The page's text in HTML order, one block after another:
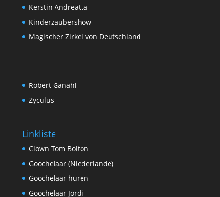
Kerstin Andreatta
Kinderzaubershow
Magischer Zirkel von Deutschland
Robert Ganahl
Zyculus
Linkliste
Clown Tom Bolton
Goochelaar (Niederlande)
Goochelaar huren
Goochelaar Jordi